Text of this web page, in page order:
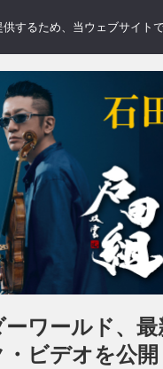
NEWS REVIEWS
ーワールド、
ビデオを公開
するため、当ウェブサイ